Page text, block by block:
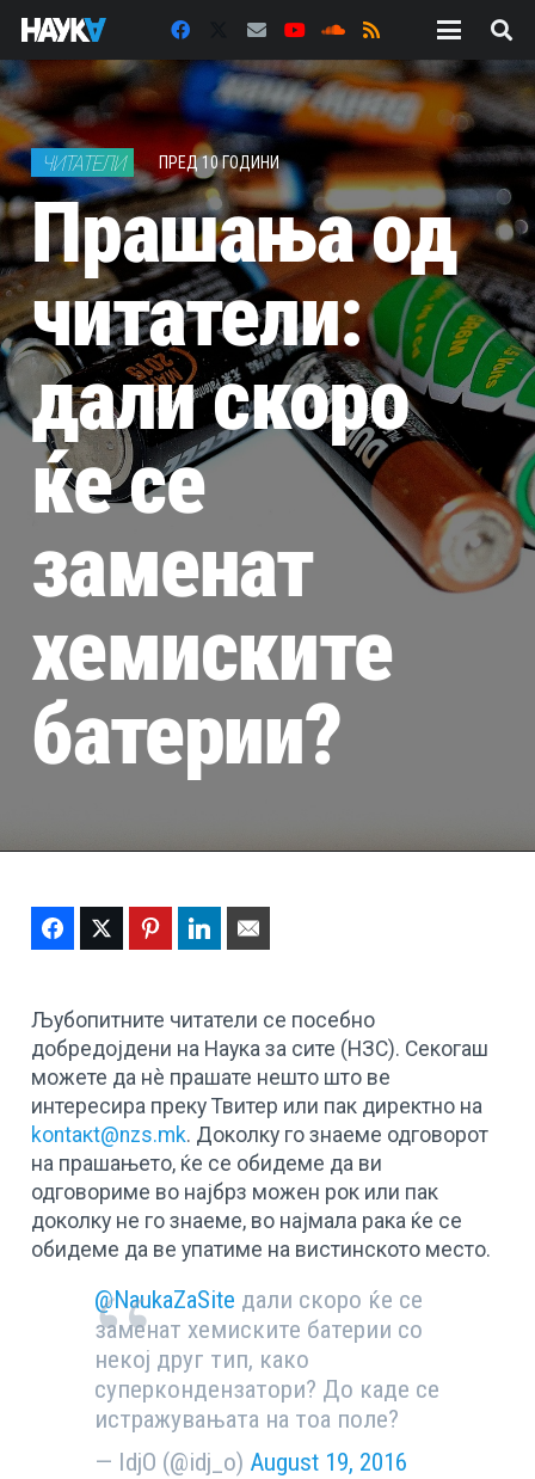
ЧИТАТЕЛИ ПРЕД 10 ГОДИНИ
Прашања од
читатели:
дали скоро
ќе се
заменат
хемиските
батерии?
FacebookTwitter PinterestLinkedIn
Љубопитните читатели се посебно
добредојдени на Наука за сите (НЗС). Секогаш
можете да нè прашате нешто што ве
интересира преку Твитер или пак директно на
kontaкt@nzs.mk. Доколку го знаеме одговорот
на прашањето, ќе се обидеме да ви
одговориме во најбрз можен рок или пак
доколку не го знаеме, во најмала рака ќе се
обидеме да ве упатиме на вистинското место.
@NaukaZaSite дали скоро ќе се
заменат хемиските батерии со
некој друг тип, како
суперкондензатори? До каде се
истражувањата на тоа поле?
— IdjO (@idj_o) August 19, 2016